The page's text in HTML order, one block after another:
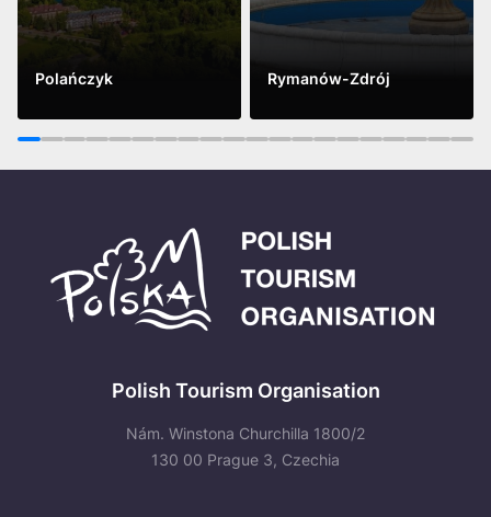
Polańczyk
Vidět víc
Rymanów-Zdrój
Vidět víc
1 2 3 4 5 6 7 8 9 10 11 1213141516 17 181920
Polish Tourism Organisation
Nám. Winstona Churchilla 1800/2
130 00 Prague 3, Czechia